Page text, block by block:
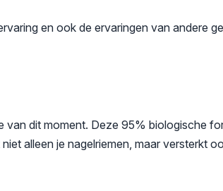
en ook de ervaringen van andere
van dit moment. Deze 95% biologische
alleen je nagelriemen, maar versterkt